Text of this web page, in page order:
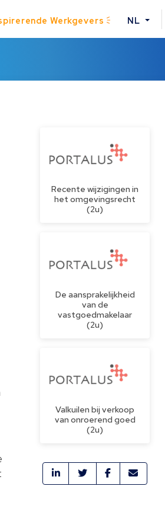
Werkgevers NL
Recente wijzigingen in
het omgevingsrecht
(2u)
De aansprakelijkheid
van de
vastgoedmakelaar
(2u)
Valkuilen bij verkoop
van onroerend goed
(2u)